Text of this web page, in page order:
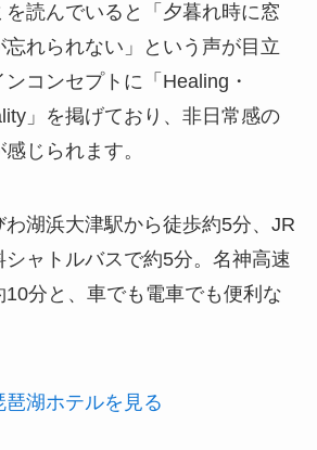
を読んでいると「夕暮れ時に窓
れられない」という声が目立
コンセプトに「Healing・
」を掲げており、非日常感の
じられます。
湖浜大津駅から徒歩約5分、JR
ャトルバスで約5分。名神高速
分と、車でも電車でも便利な
湖ホテルを見る